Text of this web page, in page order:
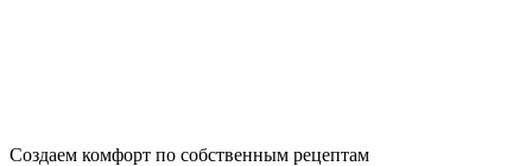
Создаем комфорт по собственным рецептам